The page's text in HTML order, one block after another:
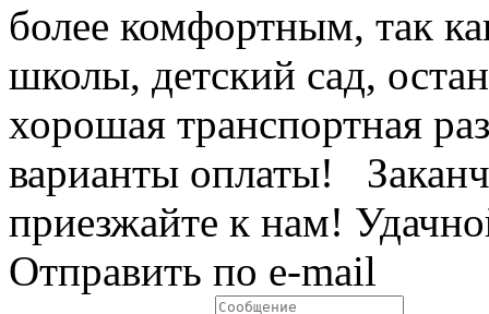
более комфортным, так
школы, детский сад,
хорошая транспортная
варианты оплаты!
приезжайте к нам!
Отправить по e-mail